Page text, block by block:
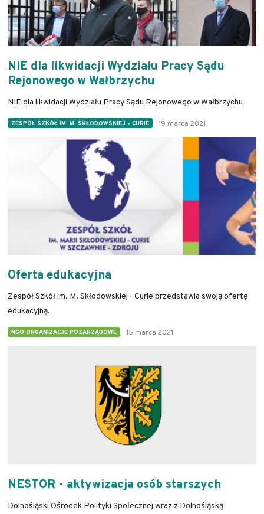
NIE dla likwidacji Wydziału Pracy Sądu
Rejonowego w Wałbrzychu
NIE dla likwidacji Wydziału Pracy Sądu Rejonowego w Wałbrzychu
ZESPÓŁ SZKÓŁ IM. M. SKŁODOWSKIEJ - CURIE 19 marca 2021
Oferta edukacyjna
Zespół Szkół im. M. Skłodowskiej - Curie przedstawia swoją ofertę
edukacyjną.
NGO ORGANIZACJE POZARZĄDOWE 15 marca 2021
NESTOR - aktywizacja osób starszych
Dolnośląski Ośrodek Polityki Społecznej wraz z Dolnośląską